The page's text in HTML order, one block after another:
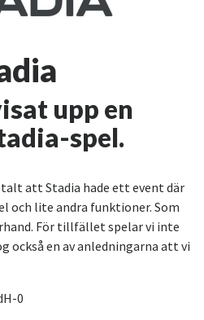
upp en
spel.
att Stadia hade ett event där
och lite andra funktioner. Som
För tillfället spelar vi inte
också en av anledningarna att vi
0